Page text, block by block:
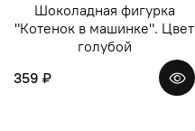
Шоколадная фигурка
"Котенок в машинке". Цвет
голубой
359 ₽